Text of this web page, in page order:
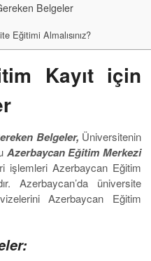
Belgeler
Eğitimi Almalısınız?
Kayıt için
Belgeler, Üniversitenin
Azerbaycan Eğitim Merkezi
işlemleri Azerbaycan Eğitim
Azerbaycan’da üniversite
Azerbaycan Eğitim